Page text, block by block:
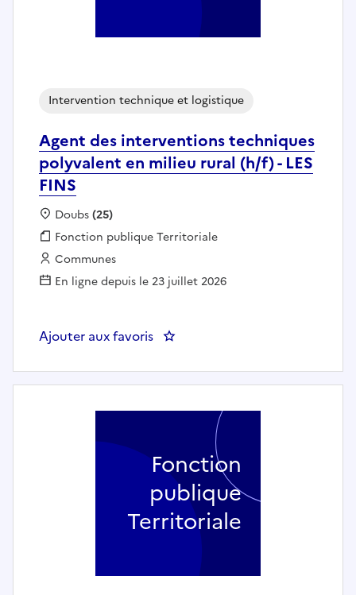
Agent des interventions techniques
polyvalent en milieu rural (h/f) - LES
FINS
Intervention technique et logistique
Localisation :
Doubs(25)
Fonction publique :
Fonction publique Territoriale
Employeur :
Communes
En ligne depuis le 23 juillet 2026
Ajouter aux favoris : Agent des interventions
Fonction
publique
Territoriale